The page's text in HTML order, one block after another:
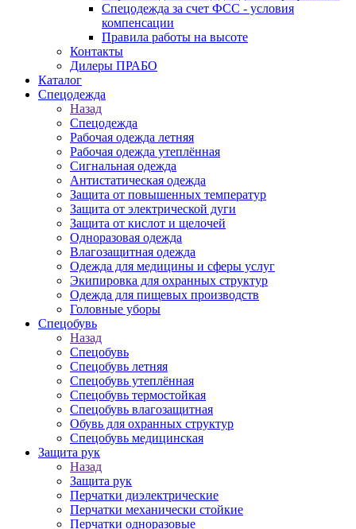
Спецодежда за счет ФСС - условия
компенсации
Правила работы на высоте
Контакты
Дилеры ПРАБО
Каталог
Спецодежда
Назад
Спецодежда
Рабочая одежда летняя
Рабочая одежда утеплённая
Сигнальная одежда
Антистатическая одежда
Защита от повышенных температур
Защита от электрической дуги
Защита от кислот и щелочей
Одноразовая одежда
Влагозащитная одежда
Одежда для медицины и сферы услуг
Экипировка для охранных структур
Одежда для пищевых производств
Головные уборы
Спецобувь
Назад
Спецобувь
Спецобувь летняя
Спецобувь утеплённая
Спецобувь термостойкая
Спецобувь влагозащитная
Обувь для охранных структур
Спецобувь медицинская
Защита рук
Назад
Защита рук
Перчатки диэлектрические
Перчатки механически стойкие
Перчатки одноразовые